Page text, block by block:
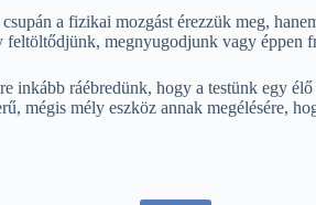
a fizikai mozgást érezzük meg,
feltöltődjünk, megnyugodjunk vagy éppen
inkább ráébredünk, hogy a testünk egy
mégis mély eszköz annak megélésére,